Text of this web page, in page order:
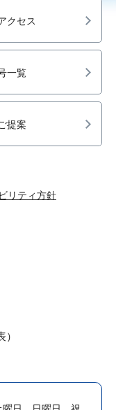
クセス
一覧
提案
リティ方針